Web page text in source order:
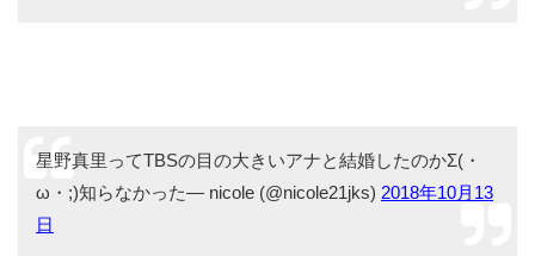
星野真里ってTBSの目の大きいアナと結婚したのかΣ(・
ω・;)知らなかった— nicole (@nicole21jks) 2018年10月13
日